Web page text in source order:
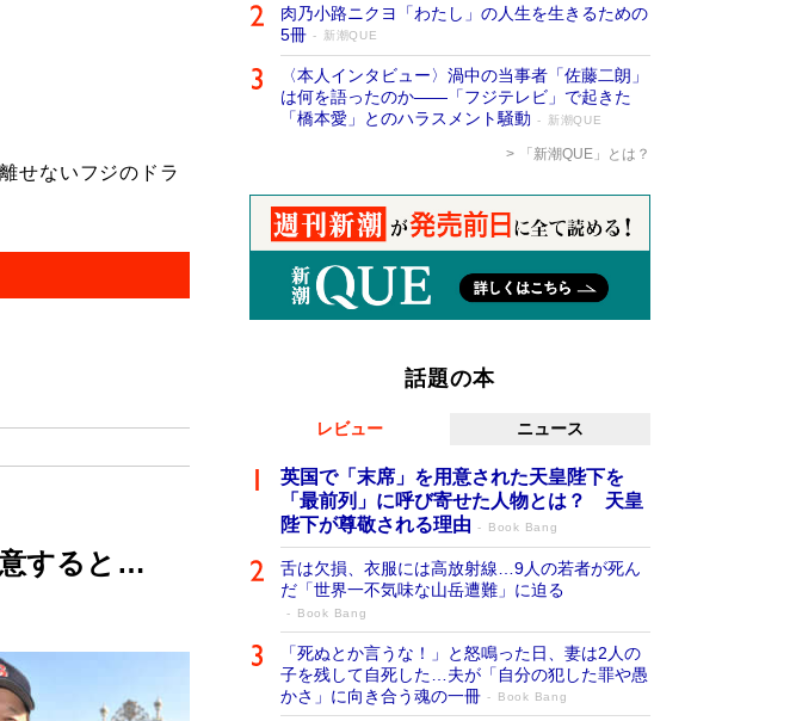
せないフジのドラ
すると…
肉乃小路ニクヨ「わたし」の人生を生きるための
5冊
新潮QUE
〈本人インタビュー〉渦中の当事者「佐藤二朗」
は何を語ったのか――「フジテレビ」で起きた
「橋本愛」とのハラスメント騒動
新潮QUE
「新潮QUE」とは？
話題の本
レビュー ニュース
英国で「末席」を用意された天皇陛下を
「最前列」に呼び寄せた人物とは？ 天皇
陛下が尊敬される理由
Book Bang
舌は欠損、衣服には高放射線…9人の若者が死ん
だ「世界一不気味な山岳遭難」に迫る
Book Bang
「死ぬとか言うな！」と怒鳴った日、妻は2人の
子を残して自死した…夫が「自分の犯した罪や愚
かさ」に向き合う魂の一冊
Book Bang